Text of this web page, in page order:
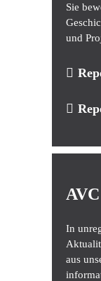
Sie
und
In
aus